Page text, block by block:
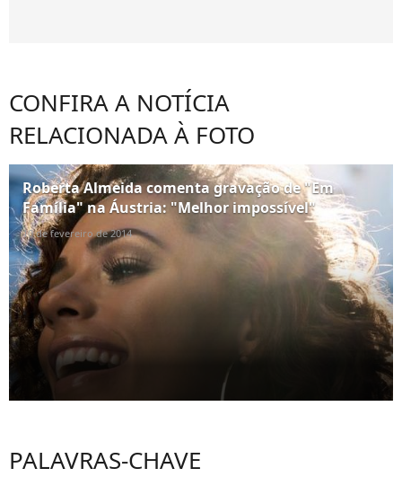
CONFIRA A NOTÍCIA
RELACIONADA À FOTO
Roberta Almeida comenta gravação de "Em
Família" na Áustria: "Melhor impossível"
10 de fevereiro de 2014
PALAVRAS-CHAVE